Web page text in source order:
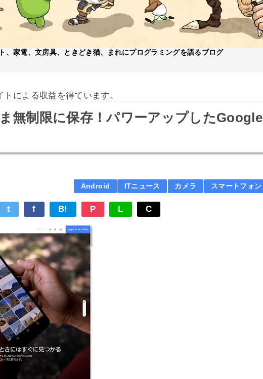
、家電、文房具、ときどき猫、まれにプログラミングを語るブログ
による収益を得ています。
無制限に保存！パワーアップしたGoogle
Android ITニュース カメラ スマートフォン
t f B! P L C